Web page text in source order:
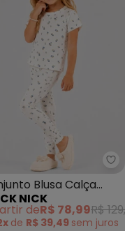
- Conjunto Blusao
Blusa Calça
Estampado
NICK
deR$ 78,99R$
de R$ 39,49 sem juros